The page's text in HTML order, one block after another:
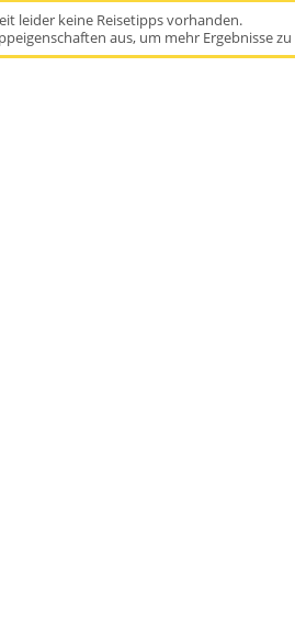
leider keine Reisetipps vorhanden.
aus, um mehr Ergebnisse